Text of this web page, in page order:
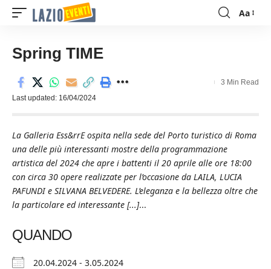
Font
Aa
Spring TIME
Last updated: 16/04/2024
3 Min Read
La Galleria Ess&rrE ospita nella sede del Porto turistico di Roma
una delle più interessanti mostre della programmazione
artistica del 2024 che apre i battenti il 20 aprile alle ore 18:00
con circa 30 opere realizzate per l’occasione da LAILA, LUCIA
PAFUNDI e SILVANA BELVEDERE. L’eleganza e la bellezza oltre che
la particolare ed interessante [...]...
QUANDO
20.04.2024 - 3.05.2024